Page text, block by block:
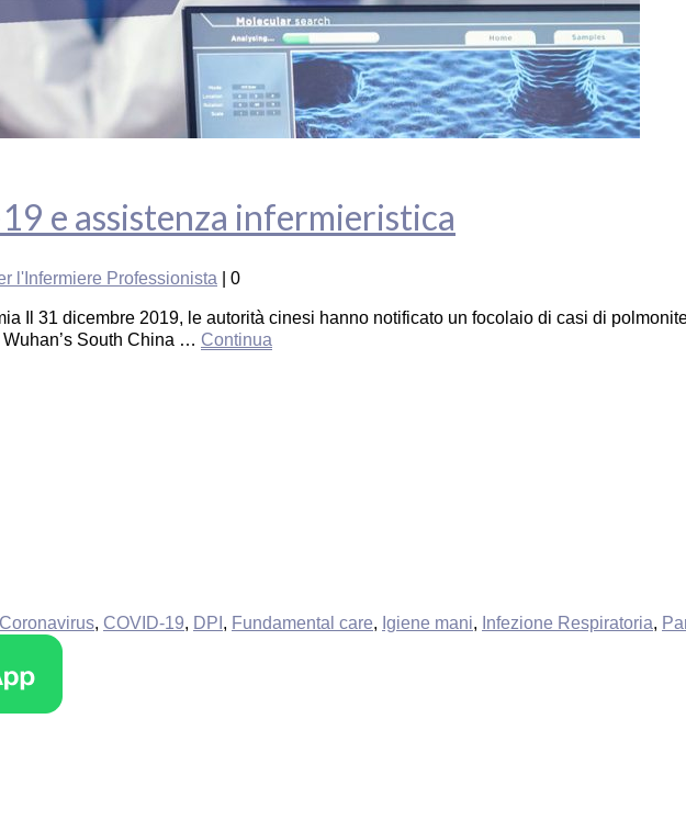
e assistenza infermieristica
l'Infermiere Professionista 0
Il 31 dicembre 2019, le autorità cinesi hanno notificato un focolaio di casi di
South China … Continua
Coronavirus, COVID-19, DPI , Fundamental care, Igiene mani, Infezione Respiratoria,